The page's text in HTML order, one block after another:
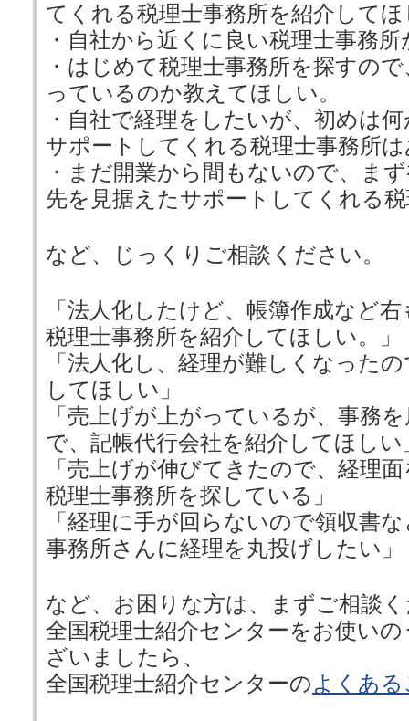
てくれる税理士事務所を紹介して
・自社から近くに良い税理士事務
・はじめて税理士事務所を探すの
っているのか教えてほしい。
・自社で経理をしたいが、初めは
サポートしてくれる税理士事務所
・まだ開業から間もないので、ま
先を見据えたサポートしてくれる
など、じっくりご相談ください。
「法人化したけど、帳簿作成など
税理士事務所を紹介してほしい。」
「法人化し、経理が難しくなった
してほしい」
「売上げが上がっているが、事務
で、記帳代行会社を紹介してほしい
「売上げが伸びてきたので、経理
税理士事務所を探している」
「経理に手が回らないので領収書
事務所さんに経理を丸投げしたい」
など、お困りな方は、まずご相談
全国税理士紹介センターをお使い
ざいましたら、
全国税理士紹介センターのよくあ